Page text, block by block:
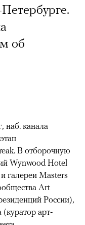
об
наб. канала
В отборочную
Wynwood Hotel
галереи Masters
Art
России),
(куратор арт-